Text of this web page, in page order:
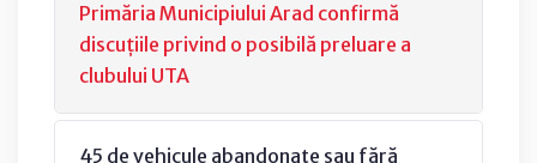
Primăria Municipiului Arad confirmă
discuțiile privind o posibilă preluare a
clubului UTA
45 de vehicule abandonate sau fără